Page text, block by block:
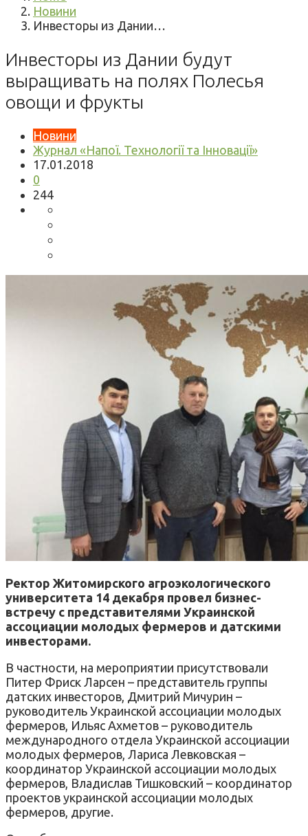
Новини
Инвесторы из Дании…
Инвесторы из Дании будут
выращивать на полях Полесья
овощи и фрукты
Новини
Журнал «Напої. Технології та Інновації»
17.01.2018
0
244
Ректор Житомирского агроэкологического
университета 14 декабря провел бизнес-
встречу с представителями Украинской
ассоциации молодых фермеров и датскими
инвесторами.
В частности, на мероприятии присутствовали
Питер Фриск Ларсен – представитель группы
датских инвесторов, Дмитрий Мичурин –
руководитель Украинской ассоциации молодых
фермеров, Ильяс Ахметов – руководитель
международного отдела Украинской ассоциации
молодых фермеров, Лариса Левковская –
координатор Украинской ассоциации молодых
фермеров, Владислав Тишковский – координатор
проектов украинской ассоциации молодых
фермеров, другие.